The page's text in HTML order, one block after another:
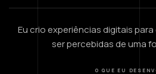
Eu crio experiências digitais
ser percebidas de uma
O QUE EU